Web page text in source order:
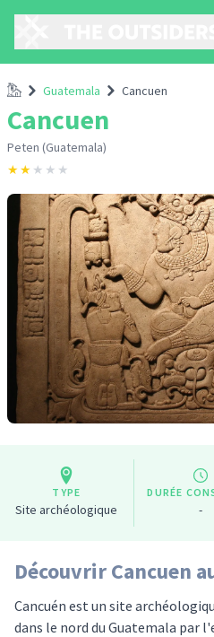
AccueilGuatemala Cancuen
Cancuen
Peten (Guatemala)
★★ ★ ★ ★
TYPE
Site archéologique
DURÉE
-
Découvrir Cancuen
Cancuén est un site
dans le nord du Guatemala par